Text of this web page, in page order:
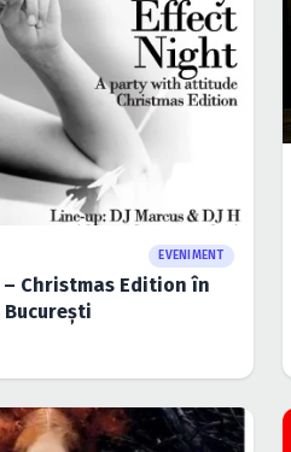
EVENIMENT
Christmas Edition în